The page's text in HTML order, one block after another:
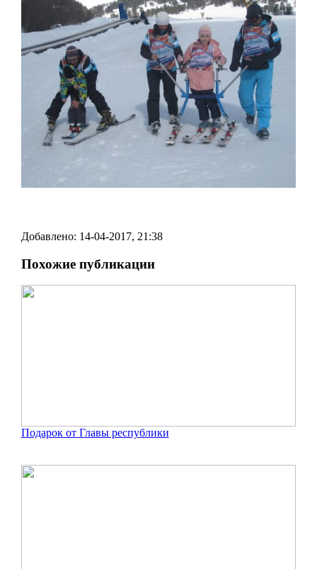
Добавлено: 14-04-2017, 21:38
Похожие публикации
Подарок от Главы республики